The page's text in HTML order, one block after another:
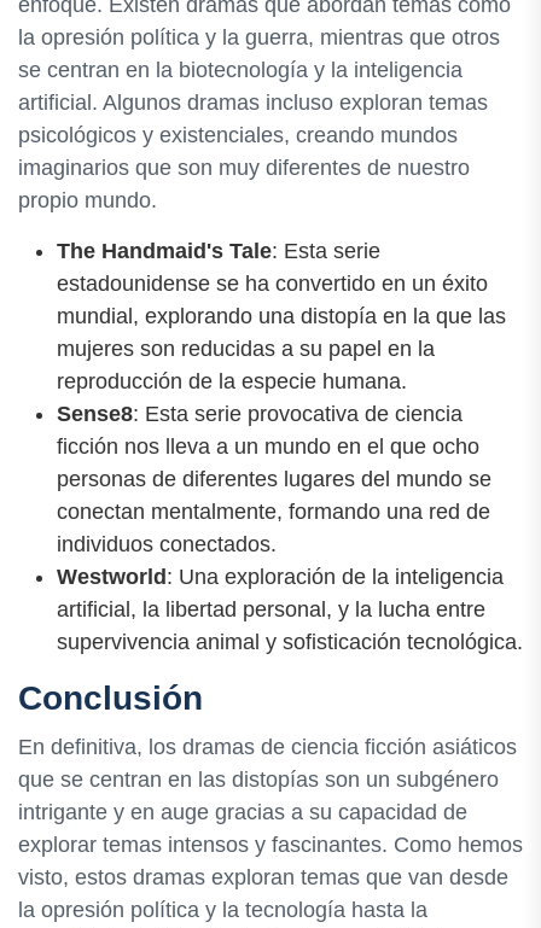
la opresión política y la guerra, mientras que otros
se centran en la biotecnología y la inteligencia
artificial. Algunos dramas incluso exploran temas
psicológicos y existenciales, creando mundos
imaginarios que son muy diferentes de nuestro
propio mundo.
The Handmaid's Tale: Esta serie
estadounidense se ha convertido en un éxito
mundial, explorando una distopía en la que las
mujeres son reducidas a su papel en la
reproducción de la especie humana.
Sense8: Esta serie provocativa de ciencia
ficción nos lleva a un mundo en el que ocho
personas de diferentes lugares del mundo se
conectan mentalmente, formando una red de
individuos conectados.
Westworld: Una exploración de la inteligencia
artificial, la libertad personal, y la lucha entre
supervivencia animal y sofisticación tecnológica.
Conclusión
En definitiva, los dramas de ciencia ficción asiáticos
que se centran en las distopías son un subgénero
intrigante y en auge gracias a su capacidad de
explorar temas intensos y fascinantes. Como hemos
visto, estos dramas exploran temas que van desde
la opresión política y la tecnología hasta la